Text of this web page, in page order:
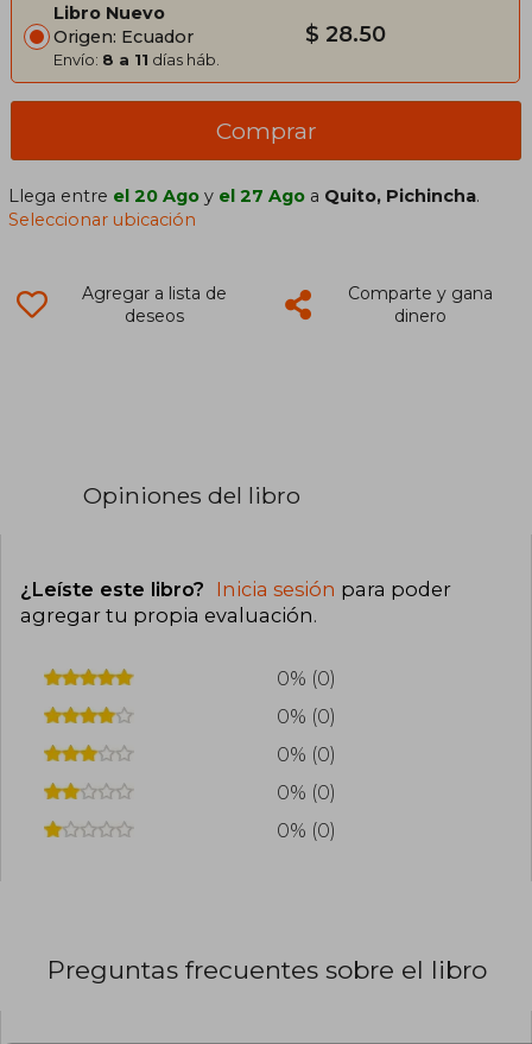
Libro Nuevo
Origen: Ecuador
Envío: 8 a 11 días háb.
$ 28.50
Comprar
Llega entre el 20 Ago y el 27 Ago a Quito, Pichincha.
Seleccionar ubicación
Agregar a lista de
deseos
Comparte y gana
dinero
Opiniones del libro
¿Leíste este libro? Inicia sesión para poder
agregar tu propia evaluación.
0% (0)
0% (0)
0% (0)
0% (0)
0% (0)
Preguntas frecuentes sobre el libro